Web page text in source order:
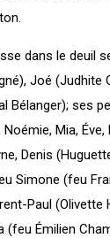
dans le deuil
Joé (Judhite
Bélanger); ses
Noémie, Mia,
Denis
Simone (feu
Paul (Olivette
(feu Émilien